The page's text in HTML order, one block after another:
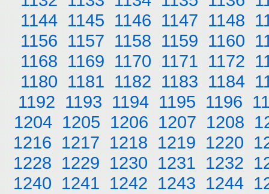
1144 1145 1146 1147 1148
1156 1157 1158 1159 1160
1168 1169 1170 1171 1172
1180 1181 1182 1183 1184
1192 1193 1194 1195 1196
1204 1205 1206 1207 1208
1216 1217 1218 1219 1220
1228 1229 1230 1231 1232
1240 1241 1242 1243 1244